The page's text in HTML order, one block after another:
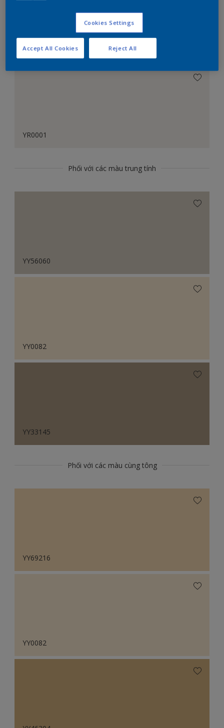
YR0001
Phối với các màu trung tính
YY56060
YY0082
YY33145
Phối với các màu cùng tông
YY69216
YY0082
Cookies Settings
Reject All
Accept All Cookies